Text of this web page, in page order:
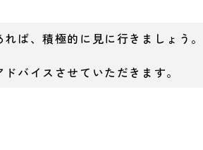
ば、積極的に見に行きましょう。
バイスさせていただきます。